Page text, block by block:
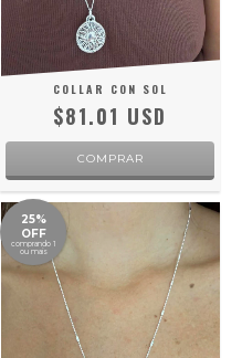
COLLAR CON SOL
$81.01 USD
25%
OFF
comprando 1
ou mais